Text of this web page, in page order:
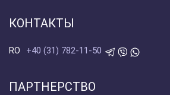
КОНТАКТЫ
RO +40 (31) 782-11-50
ПАРТНЕРСТВО